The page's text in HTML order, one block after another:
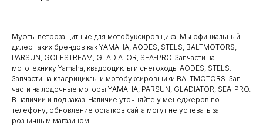
Муфты ветрозащитные для мотобуксировщика. Мы официальный
дилер таких брендов как YAMAHA, AODES, STELS, BALTMOTORS,
PARSUN, GOLFSTREAM, GLADIATOR, SEA-PRO. Запчасти на
мототехнику Yamaha, квадроциклы и снегоходы AODES, STELS.
Запчасти на квадрициклы и мотобуксировщики BALTMOTORS. Зап
части на лодочные моторы YAMAHA, PARSUN, GLADIATOR, SEA-PRO.
В наличии и под заказ. Наличие уточняйте у менеджеров по
телефону, обновление остатков сайта могут не успевать за
розничным магазином.